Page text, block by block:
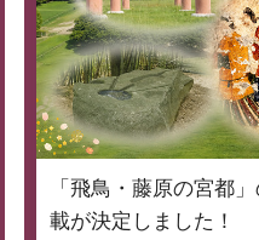
「飛鳥・藤原の宮都
載が決定しました！